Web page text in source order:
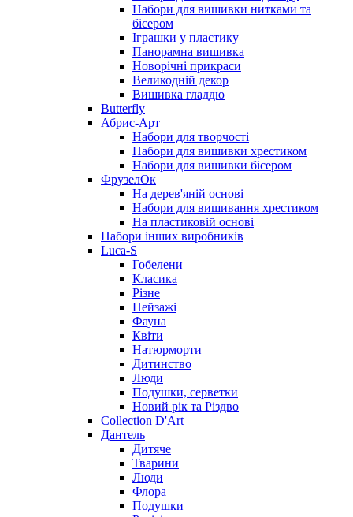
Набори для вишивки нитками та
бісером
Іграшки у пластику
Панорамна вишивка
Новорічні прикраси
Великодній декор
Вишивка гладдю
Butterfly
Абрис-Арт
Набори для творчості
Набори для вишивки хрестиком
Набори для вишивки бісером
ФрузелОк
На дерев'яній основі
Набори для вишивання хрестиком
На пластиковій основі
Набори інших виробників
Luca-S
Гобелени
Класика
Різне
Пейзажі
Фауна
Квіти
Натюрморти
Дитинство
Люди
Подушки, серветки
Новий рік та Різдво
Collection D'Art
Дантель
Дитяче
Тварини
Люди
Флора
Подушки